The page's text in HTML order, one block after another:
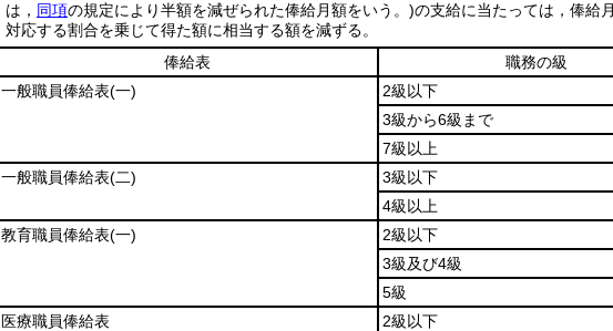
は， 同項の規定により半額を減ぜられた俸給月額をいう。)の支給に当たっては，俸給
対応する割合を乗じて得た額に相当する額を減ずる。
俸給表
職務の級
一般職員俸給表(一) 2級以下
3級から6級まで
7級以上
一般職員俸給表(二) 3級以下
4級以上
教育職員俸給表(一) 2級以下
3級及び4級
5級
医療職員俸給表
2級以下